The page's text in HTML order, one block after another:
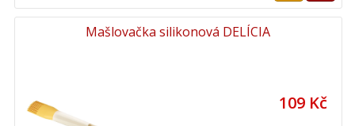
Mašlovačka silikonová DELÍCIA
109 Kč